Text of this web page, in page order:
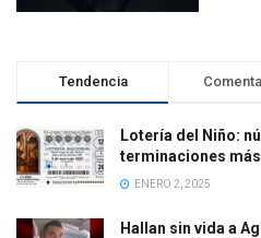
Tendencia
Lotería del Niño:
terminaciones
ENERO 2, 2025
Hallan sin vida a